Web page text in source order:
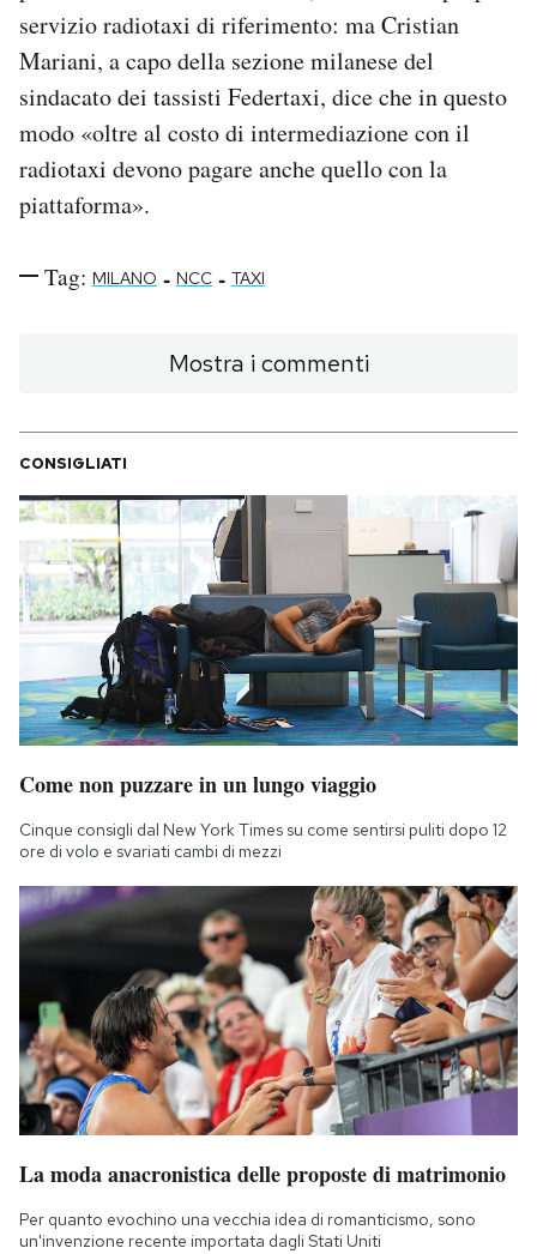
servizio radiotaxi di riferimento: ma Cristian
Mariani, a capo della sezione milanese del
sindacato dei tassisti Federtaxi, dice che in questo
modo «oltre al costo di intermediazione con il
radiotaxi devono pagare anche quello con la
piattaforma».
Tag: MILANO - NCC - TAXI
Mostra i commenti
CONSIGLIATI
Come non puzzare in un lungo viaggio
Cinque consigli dal New York Times su come sentirsi puliti dopo 12
ore di volo e svariati cambi di mezzi
La moda anacronistica delle proposte di matrimonio
Per quanto evochino una vecchia idea di romanticismo, sono
un'invenzione recente importata dagli Stati Uniti